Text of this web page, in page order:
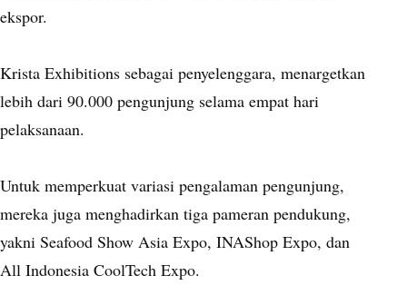
ekspor.
Krista Exhibitions sebagai penyelenggara, menargetkan
lebih dari 90.000 pengunjung selama empat hari
pelaksanaan.
Untuk memperkuat variasi pengalaman pengunjung,
mereka juga menghadirkan tiga pameran pendukung,
yakni Seafood Show Asia Expo, INAShop Expo, dan
All Indonesia CoolTech Expo.